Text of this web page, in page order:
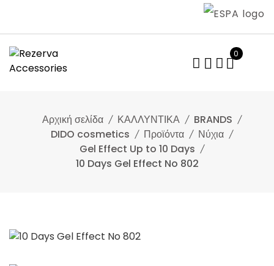
content
0
Αρχική σελίδα ΚΑΛΛΥΝΤΙΚΑ
BRANDS
DIDO cosmetics
Προϊόντα
Νύχια
Gel Effect Up to 10 Days
10 Days Gel Effect No 802